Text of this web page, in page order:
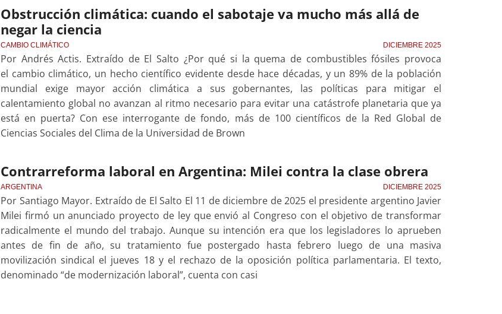
Obstrucción climática: cuando el sabotaje va mucho más allá de
negar la ciencia
CAMBIO CLIMÁTICO DICIEMBRE 2025
Por Andrés Actis. Extraído de El Salto ¿Por qué si la quema de combustibles fósiles provoca
el cambio climático, un hecho científico evidente desde hace décadas, y un 89% de la población
mundial exige mayor acción climática a sus gobernantes, las políticas para mitigar el
calentamiento global no avanzan al ritmo necesario para evitar una catástrofe planetaria que ya
está en puerta? Con ese interrogante de fondo, más de 100 científicos de la Red Global de
Ciencias Sociales del Clima de la Universidad de Brown
Contrarreforma laboral en Argentina: Milei contra la clase obrera
ARGENTINA DICIEMBRE 2025
Por Santiago Mayor. Extraído de El Salto El 11 de diciembre de 2025 el presidente argentino Javier
Milei firmó un anunciado proyecto de ley que envió al Congreso con el objetivo de transformar
radicalmente el mundo del trabajo. Aunque su intención era que los legisladores lo aprueben
antes de fin de año, su tratamiento fue postergado hasta febrero luego de una masiva
movilización sindical el jueves 18 y el rechazo de la oposición política parlamentaria. El texto,
denominado “de modernización laboral”, cuenta con casi